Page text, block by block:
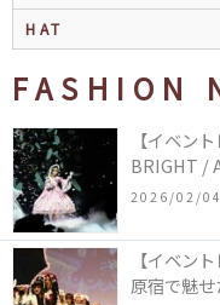
HAT
FASHION
【イベン
BRIGHT /
2026/02/
【イベン
原宿で魅